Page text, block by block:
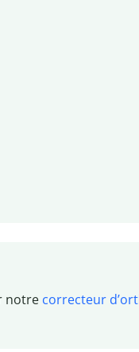
notre correcteur